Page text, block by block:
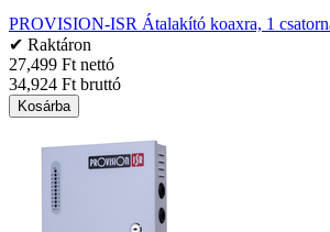
PROVISION-ISR Átalakító koaxra, 1
✔ Raktáron
27,499 Ft nettó
34,924 Ft bruttó
Kosárba